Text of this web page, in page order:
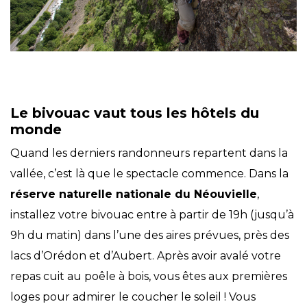
Le bivouac vaut tous les hôtels du
monde
Quand les derniers randonneurs repartent dans la
vallée, c’est là que le spectacle commence. Dans la
réserve naturelle nationale du Néouvielle,
installez votre bivouac entre à partir de 19h (jusqu’à
9h du matin) dans l’une des aires prévues, près des
lacs d’Orédon et d’Aubert. Après avoir avalé votre
repas cuit au poêle à bois, vous êtes aux premières
loges pour admirer le coucher le soleil ! Vous